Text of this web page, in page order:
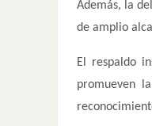
Además, la
de amplio
El respaldo
promueven